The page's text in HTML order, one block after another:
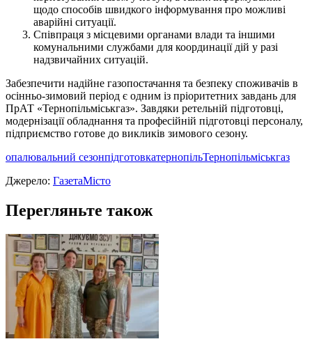
щодо способів швидкого інформування про можливі
аварійні ситуації.
Співпраця з місцевими органами влади та іншими
комунальними службами для координації дій у разі
надзвичайних ситуацій.
Забезпечити надійне газопостачання та безпеку споживачів в
осінньо-зимовий період є одним із пріоритетних завдань для
ПрАТ «Тернопільміськгаз». Завдяки ретельній підготовці,
модернізації обладнання та професійній підготовці персоналу,
підприємство готове до викликів зимового сезону.
опалювальний сезонпідготовкатернопільТернопільміськгаз
Джерело: ГазетаМісто
Перегляньте також